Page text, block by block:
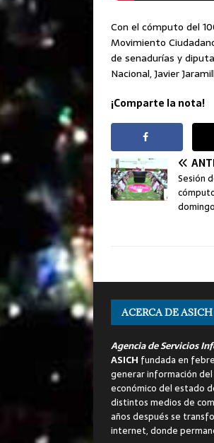
Con el cómputo del
Movimiento
de senadurías y
Nacional, Javier
¡Comparte la nota!
Sesión
domingo
ACERCA DE ASICH
Agencia de Servicios
ASICH fundada en
generar información
económico del estado
distintos medios de
años después se
internet, donde